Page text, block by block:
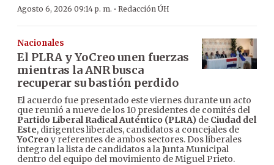
Agosto 6, 2026 09:14 p. m. · Redacción ÚH
Nacionales
El PLRA y YoCreo unen fuerzas
mientras la ANR busca
recuperar su bastión perdido
El acuerdo fue presentado este viernes durante un acto
que reunió a nueve de los 10 presidentes de comités del
Partido Liberal Radical Auténtico (PLRA) de Ciudad del
Este, dirigentes liberales, candidatos a concejales de
YoCreo y referentes de ambos sectores. Dos liberales
integran la lista de candidatos a la Junta Municipal
dentro del equipo del movimiento de Miguel Prieto.